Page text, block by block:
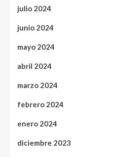
julio 2024
junio 2024
mayo 2024
abril 2024
marzo 2024
febrero 2024
enero 2024
diciembre 2023